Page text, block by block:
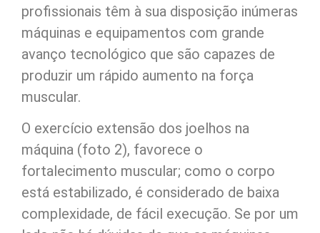
profissionais têm à sua disposição inúmeras
máquinas e equipamentos com grande
avanço tecnológico que são capazes de
produzir um rápido aumento na força
muscular.
O exercício extensão dos joelhos na
máquina (foto 2), favorece o
fortalecimento muscular; como o corpo
está estabilizado, é considerado de baixa
complexidade, de fácil execução. Se por um